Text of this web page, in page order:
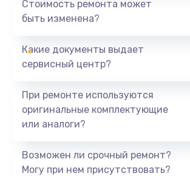
Ремонт южного моста
Замена батарейки BIOS
Заказать
Стоимость ремонта может
быть изменена?
Какие документы выдает
сервисный центр?
При ремонте используются
оригинальные комплектующие
или аналоги?
Возможен ли срочный ремонт?
Могу при нем присутствовать?